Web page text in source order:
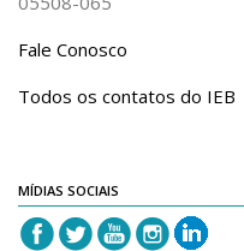
Fale Conosco
Todos os contatos do IEB
MÍDIAS SOCIAIS